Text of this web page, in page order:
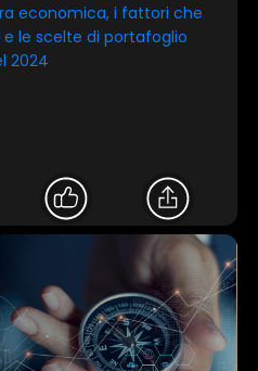
economica, i fattori che
le scelte di portafoglio
2024